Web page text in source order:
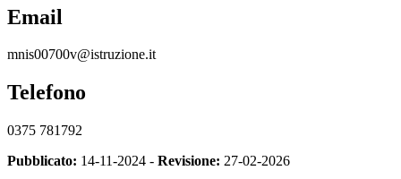
Email
mnis00700v@istruzione.it
Telefono
0375 781792
Pubblicato: 14-11-2024 - Revisione: 27-02-2026